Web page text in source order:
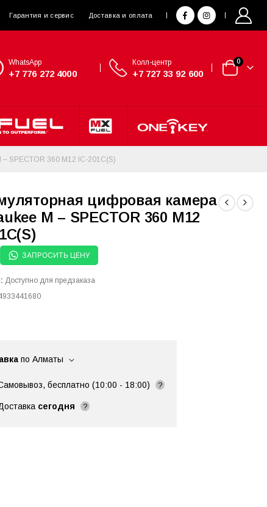
Гарантия и сервис Доставка и оплата
WhatsApp
+7 776 272 4000
Колл-центр
+7 727 33 92 600
0
360 M12 IC-201C(S)
цифровая камера
M – SPECTOR 360 M12
ЗАПРОСИТЬ ЦЕНУ
Доступно для предзаказа
по Алматы
бесплатно (10:00 - 18:00) ?
сегодня ?